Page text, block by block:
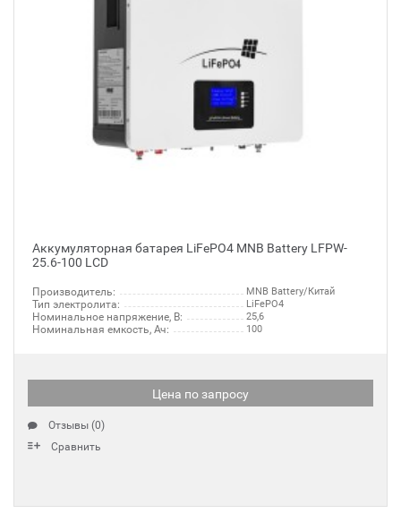
Аккумуляторная батарея LiFePO4 MNB Battery LFPW-
25.6-100 LCD
Производитель: MNB Battery/Китай
Тип электролита: LiFePO4
Номинальное напряжение, В: 25,6
Номинальная емкость, Ач: 100
Цена по запросу
Отзывы (0)
Сравнить